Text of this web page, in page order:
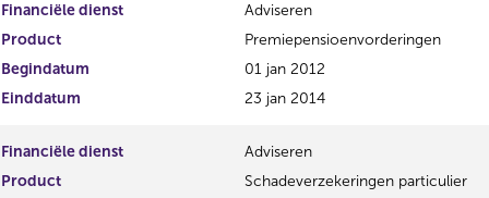
Financiële dienst
Adviseren
Product
Premiepensioenvorderingen
Begindatum
01 jan 2012
Einddatum
23 jan 2014
Financiële dienst
Adviseren
Product
Schadeverzekeringen particulier